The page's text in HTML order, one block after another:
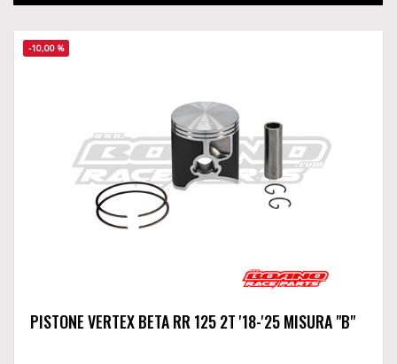
-10,00 %
PISTONE VERTEX BETA RR 125 2T '18-'25 MISURA "B"